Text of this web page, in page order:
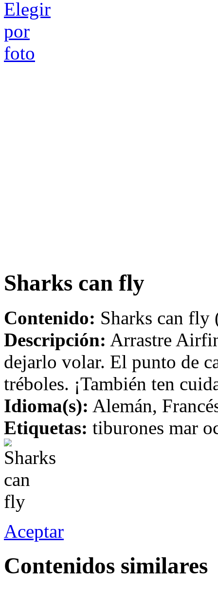
Sharks can fly
Contenido: Sharks can
Descripción: Arrastre
dejarlo volar. El punto de
tréboles. ¡También ten
Idioma(s): Alemán,
Etiquetas: tiburones mar
Aceptar
Contenidos similares